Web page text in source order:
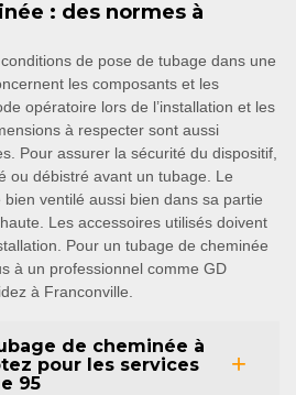
: des normes à
de pose de tubage dans une
les composants et les
opératoire lors de l’installation et les
à respecter sont aussi
Pour assurer la sécurité du dispositif,
ou débistré avant un tubage. Le
ventilé aussi bien dans sa partie
Les accessoires utilisés doivent
Pour un tubage de cheminée
à un professionnel comme GD
à Franconville.
de cheminée à
pour les services
95